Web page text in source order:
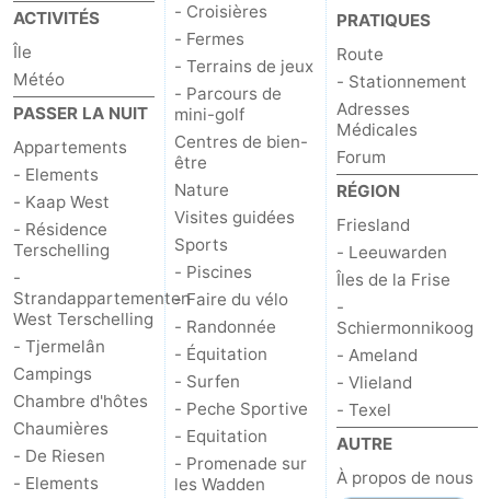
Tjermelân
Hôtels
Last
minutes
Plages
Voir
et
faire
Lieux
d'intérêt
-
Monuments
-
Églises
-
Points
Attractions
ACTIVITÉS
Île
Météo
PASSER LA NUIT
Appartements
- Elements
- Kaap West
- Résidence
Terschelling
-
Strandappartementen
West Terschelling
- Tjermelân
Campings
Chambre d'hôtes
Chaumières
- De Riesen
- Elements
- Croisières
- Fermes
- Terrains de jeux
- Parcours de
mini-golf
Centres de bien-
être
Nature
Visites guidées
Sports
- Piscines
- Faire du vélo
- Randonnée
- Équitation
- Surfen
- Peche Sportive
- Equitation
- Promenade sur
les Wadden
PRATIQUES
Route
- Stationnement
Adresses
Médicales
Forum
RÉGION
Friesland
- Leeuwarden
Îles de la Frise
-
Schiermonnikoog
- Ameland
- Vlieland
- Texel
AUTRE
À propos de nous